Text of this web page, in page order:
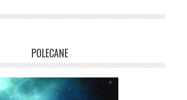
POLECANE